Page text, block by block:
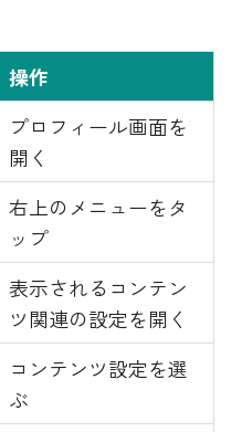
操作
プロフィール画面を
開く
右上のメニューをタ
ップ
表示されるコンテン
ツ関連の設定を開く
コンテンツ設定を選
ぶ